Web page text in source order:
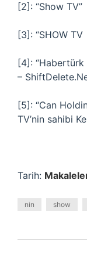
[2]: “Show TV”
[3]: “SHOW
[4]: “Habertürk
–
[5]: “Can
TV’nin sahibi
Tarih:
nin show